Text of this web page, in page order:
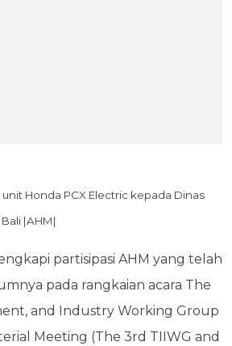
Honda PCX Electric kepada Dinas
|AHM|
partisipasi AHM yang telah
pada rangkaian acara The
and Industry Working Group
Meeting (The 3rd TIIWG and